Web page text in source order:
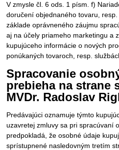
V zmysle čl. 6 ods. 1 písm. f)
doručení objednaného tovaru,
základe oprávneného záujmu
aj na účely priameho marketingu a
kupujúceho informácie o nových
ponúkaných tovaroch, resp.
Spracovanie
prebieha na strane
MVDr. Radoslav
Predávajúci oznamuje týmto
uzavretej zmluvy sa pri spracúvaní
predpokladá, že osobné údaje
sprístupnené nasledovným tretím